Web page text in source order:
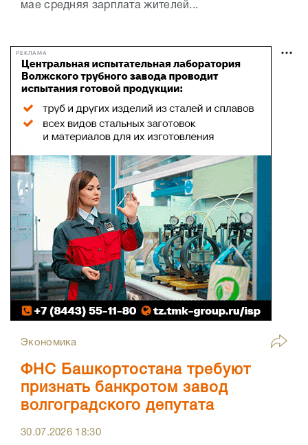
мае средняя зарплата жителей...
РЕКЛАМА
Экономика
ФНС Башкортостана требуют
признать банкротом завод
волгоградского депутата
30.07.2026 18:30